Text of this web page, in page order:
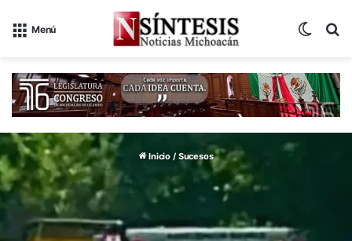
Menú
Inicio / Sucesos